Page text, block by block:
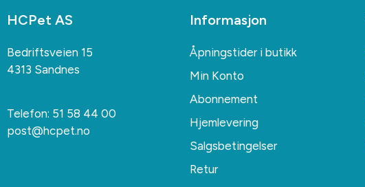
HCPet AS
Bedriftsveien 15
4313 Sandnes
Telefon: 51 58 44 00
post@hcpet.no
Informasjon
Åpningstider i butikk
Min Konto
Abonnement
Hjemlevering
Salgsbetingelser
Retur